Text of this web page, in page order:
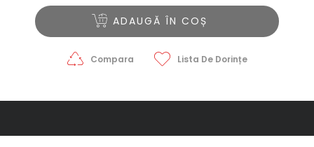
ADAUGĂ ÎN COȘ
Compara Lista De Dorințe